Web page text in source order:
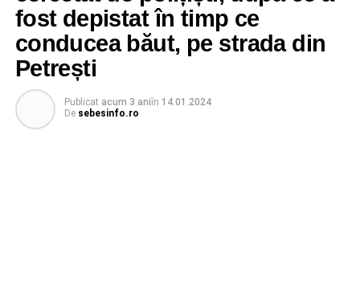
fost depistat în timp ce
conducea băut, pe strada din
Petrești
Publicat acum 3 aniîn 14.01.2024
De sebesinfo.ro